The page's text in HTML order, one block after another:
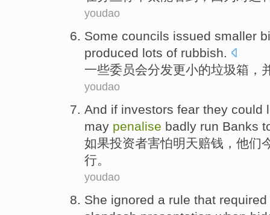
youdao
Some councils issued smaller
produced lots of rubbish.
一些委员会分发更小的垃圾箱 ，
youdao
And if investors fear they could
may penalise badly run Banks
如果投资者害怕明天赔钱 ， 他们
行。
youdao
She ignored a rule that required